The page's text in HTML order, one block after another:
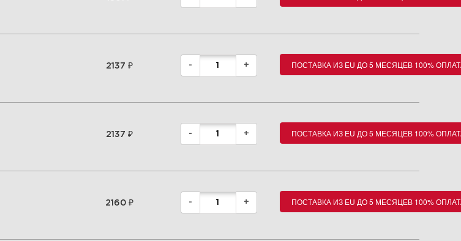
2137 ₽ - + ПОСТАВКА ИЗ EU ДО 5 МЕСЯЦЕВ 100%
2137 ₽ - + ПОСТАВКА ИЗ EU ДО 5 МЕСЯЦЕВ 100%
2160 ₽ - + ПОСТАВКА ИЗ EU ДО 5 МЕСЯЦЕВ 100%